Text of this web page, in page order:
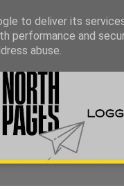
to deliver its
performance and
abuse.